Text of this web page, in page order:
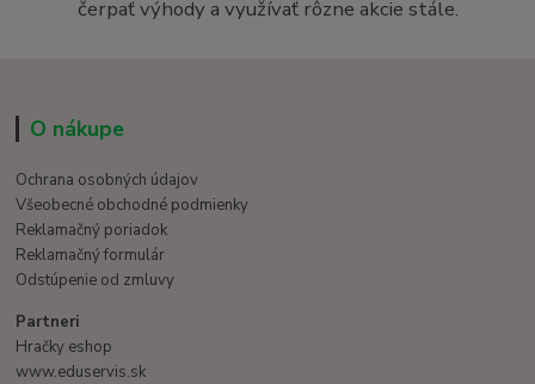
čerpať výhody a využívať rôzne akcie stále.
O nákupe
Ochrana osobných údajov
Všeobecné obchodné podmienky
Reklamačný poriadok
Reklamačný formulár
Odstúpenie od zmluvy
Partneri
Hračky eshop
www.eduservis.sk